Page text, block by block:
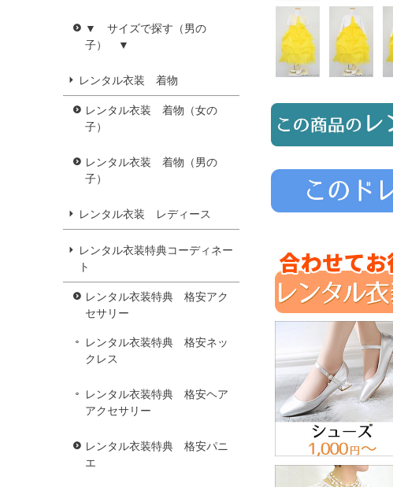
▼ サイズで探す（男の
子） ▼
レンタル衣装 着物
レンタル衣装 着物（女の
子）
レンタル衣装 着物（男の
子）
レンタル衣装 レディース
レンタル衣装特典コーディネー
ト
レンタル衣装特典 格安アク
セサリー
レンタル衣装特典 格安ネッ
クレス
レンタル衣装特典 格安ヘア
アクセサリー
レンタル衣装特典 格安パニ
エ